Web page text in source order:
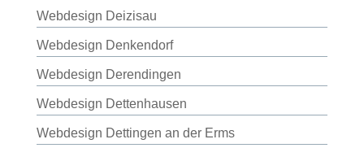
Webdesign Deizisau
Webdesign Denkendorf
Webdesign Derendingen
Webdesign Dettenhausen
Webdesign Dettingen an der Erms